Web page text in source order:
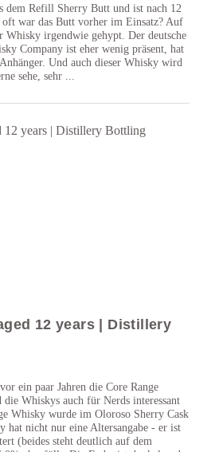
dem Refill Sherry Butt und ist nach 12
war das Butt vorher im Einsatz? Auf
Whisky irgendwie gehypt. Der deutsche
Company ist eher wenig präsent, hat
Und auch dieser Whisky wird
sehe, sehr ...
12 years | Distillery
ein paar Jahren die Core Range
die Whiskys auch für Nerds interessant
Whisky wurde im Oloroso Sherry Cask
hat nicht nur eine Altersangabe - er ist
(beides steht deutlich auf dem